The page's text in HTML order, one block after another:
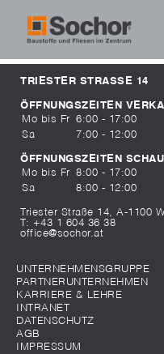
TRIESTER STRASSE 14
ÖFFNUNGSZEITEN
Mo bis Fr
6:00 - 17:00
Sa
7:00 - 12:00
ÖFFNUNGSZEITEN
Mo bis Fr
8:00 - 17:00
Sa
8:00 - 12:00
Triester Straße 14, A-1100
T: +43 1 604 36 38
office@sochor.at
UNTERNEHMENSGRUPPE
PARTNERUNTERNEHMEN
KARRIERE & LEHRE
INTRANET
DATENSCHUTZ
AGB
IMPRESSUM